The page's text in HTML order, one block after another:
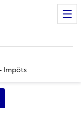
Impôts
clés, partie du